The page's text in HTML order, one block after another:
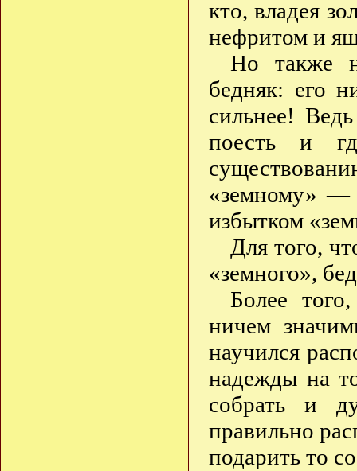
кто, владея
нефритом и
Но также
бедняк: его
сильнее!
поесть и
«земному» —
избытком
Для того,
«земного»,
Более
ничем
научился
надежды на
собрать и
правильно
подарить то